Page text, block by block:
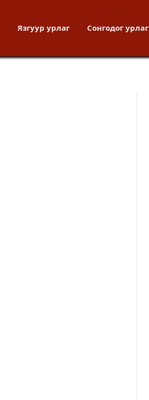
Язгуур урлаг Сонгодог урлаг